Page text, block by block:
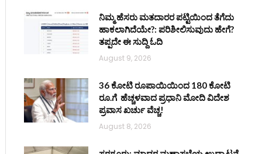
ನಿಮ್ಮ ಹೆಸರು ಮತದಾರರ ಪಟ್ಟಿಯಿಂದ ತೆಗೆದು
ಹಾಕಲಾಗಿದೆಯೇ?: ಪರಿಶೀಲಿಸುವುದು ಹೇಗೆ?
ತಪ್ಪದೇ ಈ ಸುದ್ದಿ ಓದಿ
August 9, 2026
36 ಕೋಟಿ ರೂಪಾಯಿಯಿಂದ 180 ಕೋಟಿ
ರೂ.ಗೆ ಹೆಚ್ಚಳವಾದ ಪ್ರಧಾನಿ ಮೋದಿ ವಿದೇಶ
ಪ್ರವಾಸ ಖರ್ಚು ವೆಚ್ಚ!
August 8, 2026